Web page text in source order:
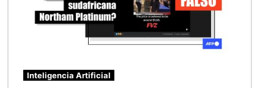
Inteligencia Artificial